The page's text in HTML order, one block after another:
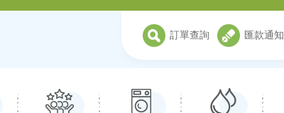
訂單查詢 匯款通知